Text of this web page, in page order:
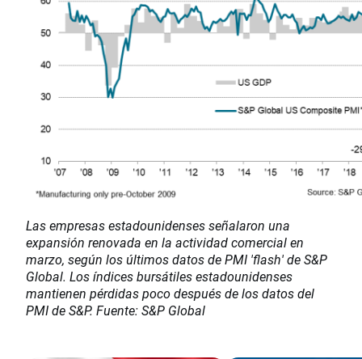
Las empresas estadounidenses señalaron una
expansión renovada en la actividad comercial en
marzo, según los últimos datos de PMI 'flash' de S&P
Global. Los índices bursátiles estadounidenses
mantienen pérdidas poco después de los datos del
PMI de S&P. Fuente: S&P Global